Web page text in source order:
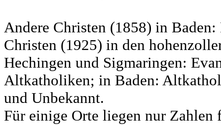
Andere Christen (1858) in
Christen (1925) in den
Hechingen und Sigmaringen:
Altkatholiken; in Baden:
und Unbekannt.
Für einige Orte liegen nur Zahlen